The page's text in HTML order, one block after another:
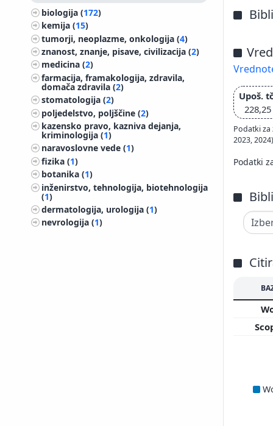
biologija (172)
kemija (15)
tumorji, neoplazme, onkologija (4)
znanost, znanje, pisave, civilizacija (2)
medicina (2)
farmacija, framakologija, zdravila,
domača zdravila (2)
stomatologija (2)
poljedelstvo, poljščine (2)
kazensko pravo, kazniva dejanja,
kriminologija (1)
naravoslovne vede (1)
fizika (1)
botanika (1)
inženirstvo, tehnologija, biotehnologija
(1)
dermatologija, urologija (1)
nevrologija (1)
Upoš.
228,25
Podatki za
2023, 2024)
Podatki